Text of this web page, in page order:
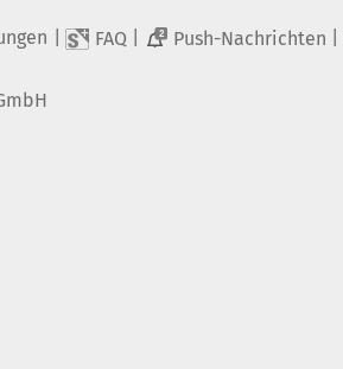
FAQ 2 Push-Nachrichten